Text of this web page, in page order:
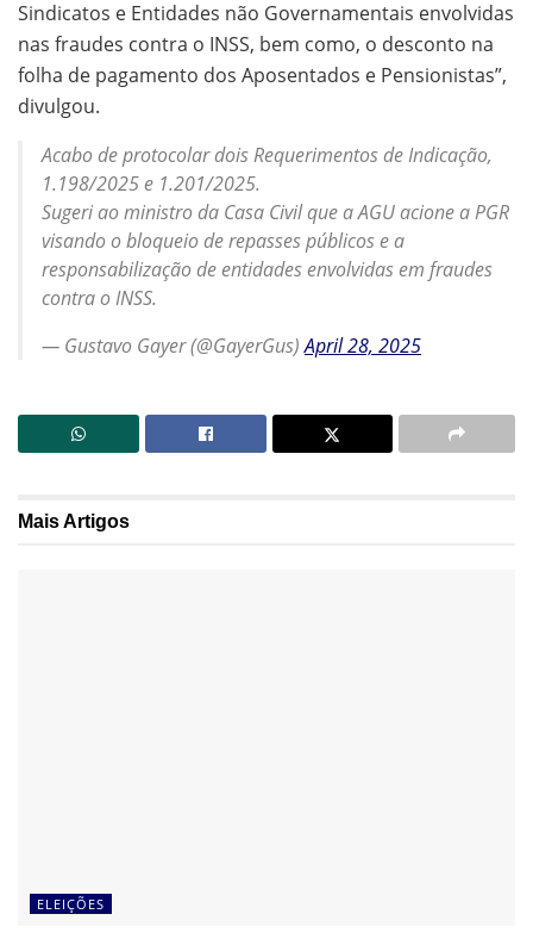
Sindicatos e Entidades não Governamentais envolvidas
nas fraudes contra o INSS, bem como, o desconto na
folha de pagamento dos Aposentados e Pensionistas”,
divulgou.
Acabo de protocolar dois Requerimentos de Indicação,
1.198/2025 e 1.201/2025.
Sugeri ao ministro da Casa Civil que a AGU acione a PGR
visando o bloqueio de repasses públicos e a
responsabilização de entidades envolvidas em fraudes
contra o INSS.
— Gustavo Gayer (@GayerGus)April 28, 2025
MaisArtigos
ELEIÇÕES